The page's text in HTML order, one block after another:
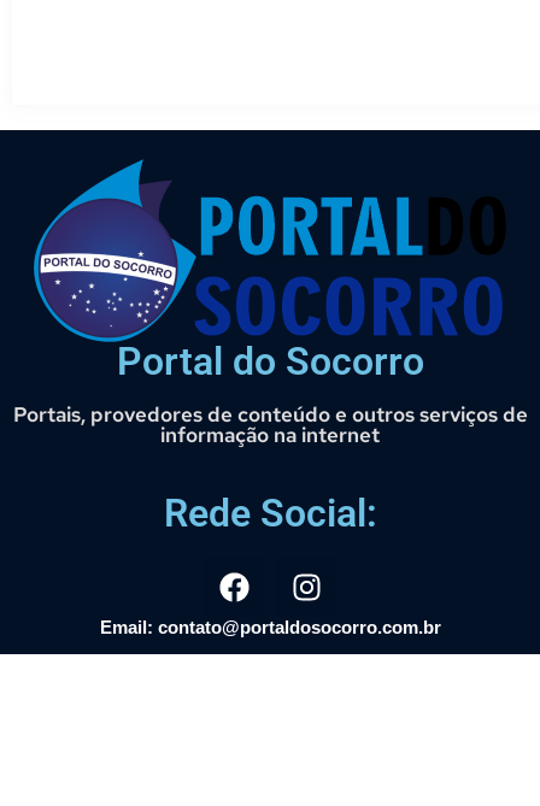
Portal do Socorro
Portais, provedores de conteúdo e outros serviços de
informação na internet
Rede Social:
Email: contato@portaldosocorro.com.br